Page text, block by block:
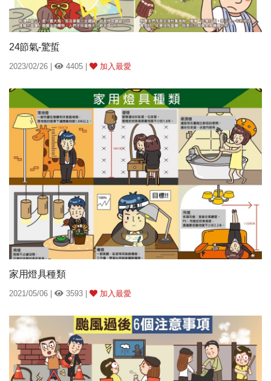
24節氣-驚蜇
2023/02/26 | 4405 | 加入最愛
家用燈具種類
2021/05/06 | 3593 | 加入最愛